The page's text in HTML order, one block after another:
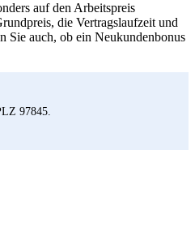
auf den Arbeitspreis
die Vertragslaufzeit und
Sie auch, ob ein Neukundenbonus
97845.